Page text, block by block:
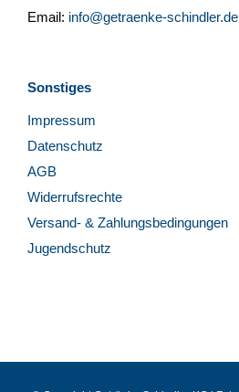
Email: info@getraenke-schindler.de
Sonstiges
Impressum
Datenschutz
AGB
Widerrufsrechte
Versand- & Zahlungsbedingungen
Jugendschutz